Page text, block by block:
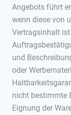
Angebots führt
wenn diese von
Vertragsinhalt
und
oder
nicht bestimmte
Eignung der